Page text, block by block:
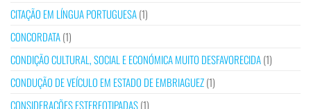
CITAÇÃO EM LÍNGUA PORTUGUESA(1)
CONCORDATA(1)
CONDIÇÃO CULTURAL, SOCIAL E ECONÓMICA MUITO DESFAVORECIDA(1)
CONDUÇÃO DE VEÍCULO EM ESTADO DE EMBRIAGUEZ(1)
CONSIDERAÇÕES ESTEREOTIPADAS(1)